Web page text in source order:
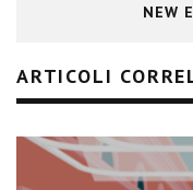
NEW
ARTICOLI